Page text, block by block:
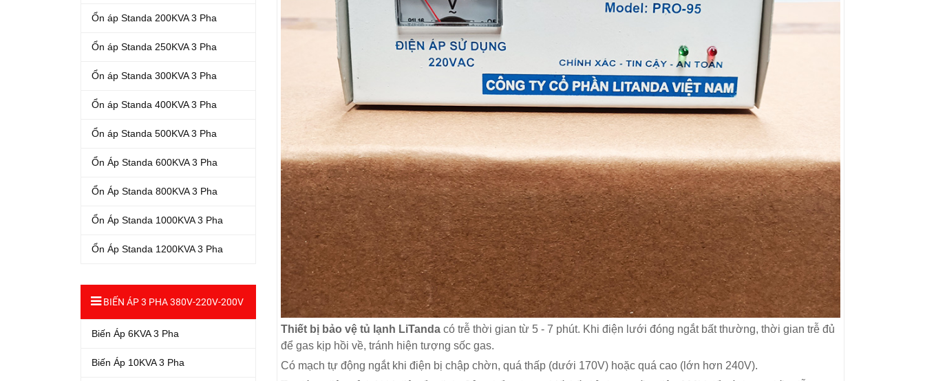
Ổn áp Standa 200KVA 3 Pha
Ổn áp Standa 250KVA 3 Pha
Ổn áp Standa 300KVA 3 Pha
Ổn áp Standa 400KVA 3 Pha
Ổn áp Standa 500KVA 3 Pha
Ổn Áp Standa 600KVA 3 Pha
Ổn Áp Standa 800KVA 3 Pha
Ổn Áp Standa 1000KVA 3 Pha
Ổn Áp Standa 1200KVA 3 Pha
BIẾN ÁP 3 PHA 380V-220V-200V
Biến Áp 6KVA 3 Pha
Biến Áp 10KVA 3 Pha
Thiết bị bảo vệ tủ lạnh LiTanda có trễ thời gian từ 5 - 7 phút. Khi điện lưới đóng ngắt bất thường, thời gian trễ đủ
để gas kịp hồi về, tránh hiện tượng sốc gas.
Có mạch tự động ngắt khi điện bị chập chờn, quá thấp (dưới 170V) hoặc quá cao (lớn hơn 240V).